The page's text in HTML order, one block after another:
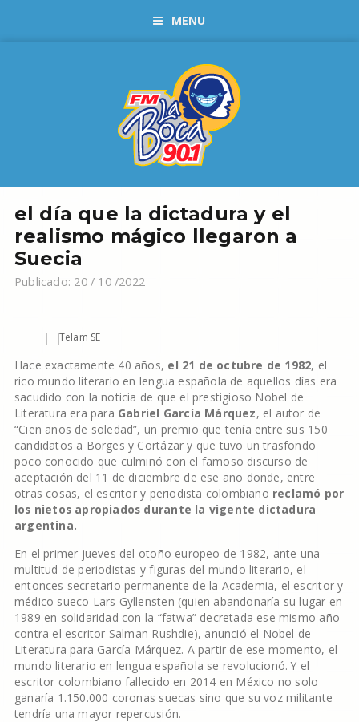
MENU
el día que la dictadura y el
realismo mágico llegaron a
Suecia
Publicado: 20 / 10 /2022
Hace exactamente 40 años, el 21 de octubre de 1982, el
rico mundo literario en lengua española de aquellos días era
sacudido con la noticia de que el prestigioso Nobel de
Literatura era para Gabriel García Márquez, el autor de
“Cien años de soledad”, un premio que tenía entre sus 150
candidatos a Borges y Cortázar y que tuvo un trasfondo
poco conocido que culminó con el famoso discurso de
aceptación del 11 de diciembre de ese año donde, entre
otras cosas, el escritor y periodista colombiano reclamó por
los nietos apropiados durante la vigente dictadura
argentina.
En el primer jueves del otoño europeo de 1982, ante una
multitud de periodistas y figuras del mundo literario, el
entonces secretario permanente de la Academia, el escritor y
médico sueco Lars Gyllensten (quien abandonaría su lugar en
1989 en solidaridad con la “fatwa” decretada ese mismo año
contra el escritor Salman Rushdie), anunció el Nobel de
Literatura para García Márquez. A partir de ese momento, el
mundo literario en lengua española se revolucionó. Y el
escritor colombiano fallecido en 2014 en México no solo
ganaría 1.150.000 coronas suecas sino que su voz militante
tendría una mayor repercusión.